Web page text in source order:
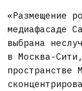
«Размещение
медиафасаде
выбрана
в Москва-
пространстве